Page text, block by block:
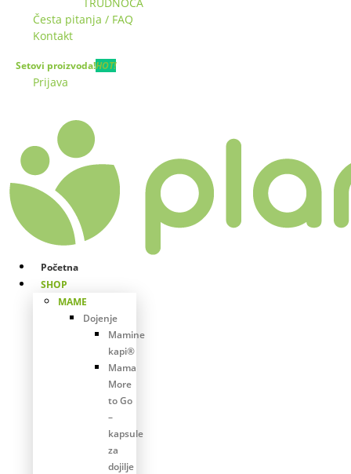
Česta pitanja / FAQ
Kontakt
Setovi proizvoda!HOT!
Prijava
Početna
SHOP
MAME
Dojenje
Mamine
kapi®
Mama
More
to Go
–
kapsule
za
dojilje